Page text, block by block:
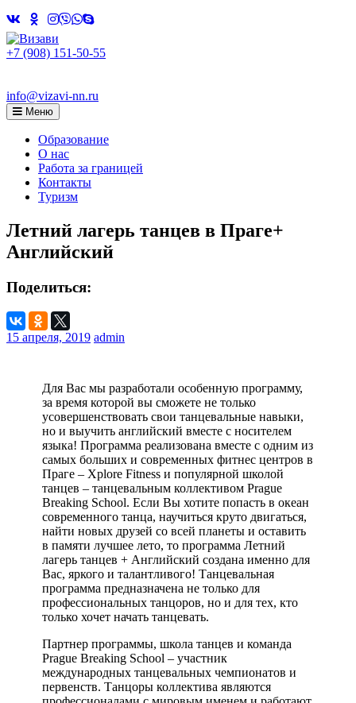
Skip
to
content
+7 (908) 151-50-55
info@vizavi-nn.ru
Меню
Образование
О нас
Работа за границей
Контакты
Туризм
Летний лагерь танцев в Праге+
Английский
Поделиться:
15 апреля, 2019 admin
Для Вас мы разработали особенную программу,
за время которой вы сможете не только
усовершенствовать свои танцевальные навыки,
но и выучить английский вместе с носителем
языка! Программа реализована вместе с одним из
самых больших и современных фитнес центров в
Праге – Xplore Fitness и популярной школой
танцев – танцевальным коллективом Prague
Breaking School. Если Вы хотите попасть в океан
современного танца, научиться круто двигаться,
найти новых друзей со всей планеты и оставить
в памяти лучшее лето, то программа Летний
лагерь танцев + Английский создана именно для
Вас, яркого и талантливого! Танцевальная
программа предназначена не только для
профессиональных танцоров, но и для тех, кто
только хочет начать танцевать.
Партнер программы, школа танцев и команда
Prague Breaking School – участник
международных танцевальных чемпионатов и
первенств. Танцоры коллектива являются